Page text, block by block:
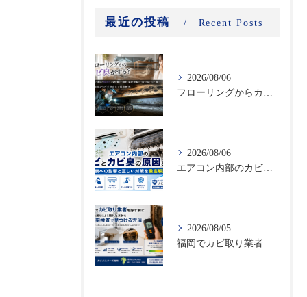
最近の投稿 Recent Posts
2026/08/06
2026/08/06
2026/08/05